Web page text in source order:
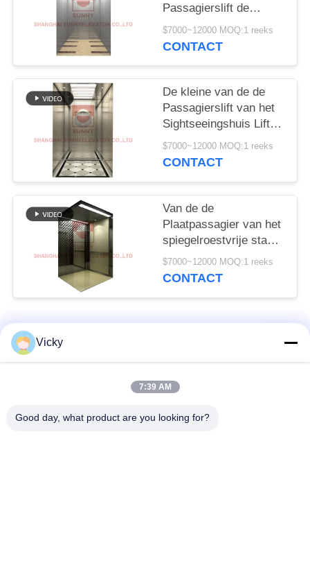
Passagierslift de
Aandrijvingsplaats
ModelSystem
$7000~12000 MOQ:1 reeks
CONTACT
De kleine van de de
Passagierslift van het
Sightseeingshuis Liften
van het de Lift
Panoramische Glas
$7000~12000 MOQ:1 reeks
CONTACT
Van de de
Plaatpassagier van het
spiegelroestvrije staal
de Liftlift met met
Zwart Titanium
$7000~12000 MOQ:1 reeks
CONTACT
populaire categorieën
Machinezaal Minder
Vicky
7:39 AM
Good day, what product are you looking for?